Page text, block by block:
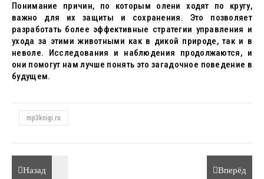
Понимание причин, по которым олени ходят по кругу,
важно для их защиты и сохранения. Это позволяет
разработать более эффективные стратегии управления и
ухода за этими животными как в дикой природе, так и в
неволе. Исследования и наблюдения продолжаются, и
они помогут нам лучше понять это загадочное поведение в
будущем.
mp3knigi.ru
Назад Вперёд